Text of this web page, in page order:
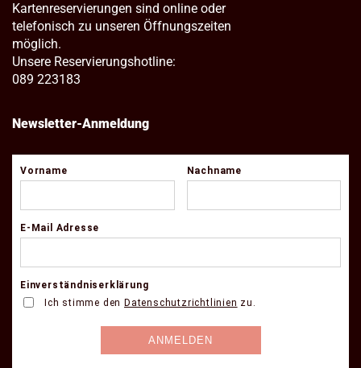
Kartenreservierungen sind online oder
telefonisch zu unseren Öffnungszeiten
möglich.
Unsere Reservierungshotline:
089 223183
Newsletter-Anmeldung